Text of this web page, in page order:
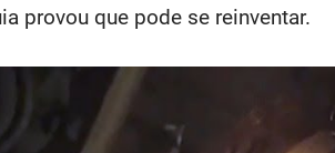
provou que pode se reinventar.